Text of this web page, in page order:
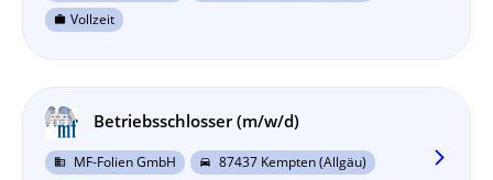
work Vollzeit
Betriebsschlosser (m/w/d)
business MF-Folien GmbH directions_car 87437 Kempten (Allgäu) arrow_forward_ios